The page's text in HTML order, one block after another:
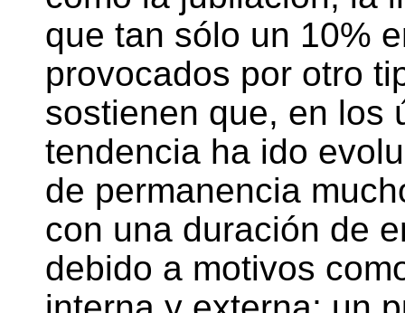
que tan sólo un 10%
provocados por otro
sostienen que, en los
tendencia ha ido
de permanencia
con una duración de
debido a motivos